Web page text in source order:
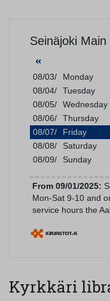
Kyrkkäri